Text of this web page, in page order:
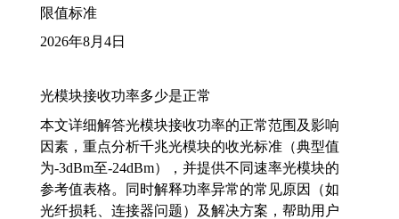
限值标准
2026年8月4日
光模块接收功率多少是正常
本文详细解答光模块接收功率的正常范围及影响
因素，重点分析千兆光模块的收光标准（典型值
为-3dBm至-24dBm），并提供不同速率光模块的
参考值表格。同时解释功率异常的常见原因（如
光纤损耗、连接器问题）及解决方案，帮助用户